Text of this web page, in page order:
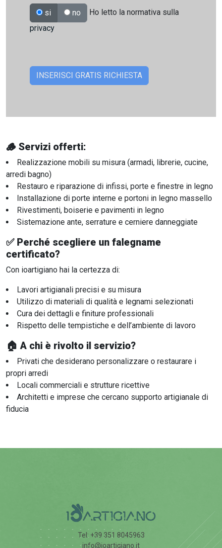
si no
Ho letto la normativa sulla
privacy
🪵 Servizi offerti:
Realizzazione mobili su misura (armadi, librerie, cucine,
arredi bagno)
Restauro e riparazione di infissi, porte e finestre in legno
Installazione di porte interne e portoni in legno massello
Rivestimenti, boiserie e pavimenti in legno
Sistemazione ante, serrature e cerniere danneggiate
✅ Perché scegliere un falegname
certificato?
Con ioartigiano hai la certezza di:
Lavori artigianali precisi e su misura
Utilizzo di materiali di qualità e legnami selezionati
Cura dei dettagli e finiture professionali
Rispetto delle tempistiche e dell’ambiente di lavoro
🏠 A chi è rivolto il servizio?
Privati che desiderano personalizzare o restaurare i
propri arredi
Locali commerciali e strutture ricettive
Architetti e imprese che cercano supporto artigianale di
fiducia
Tel: +39 351 8045963
info@ioartigiano.it